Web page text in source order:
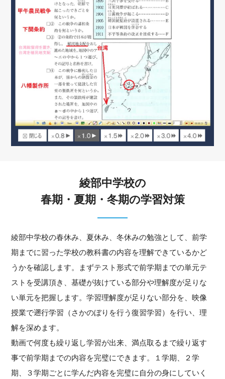
綾部中学校の
春期・夏期・冬期の学習対策
綾部中学校の春休み、夏休み、冬休みの勉強として、前学
期までに習った学校の教科書の内容を理解できているかど
うかを確認します。まずテスト形式で前学期までの単元テ
ストを受講頂き、基礎が抜けている部分や理解度が足りな
い単元を把握します。学習理解度が足りない部分を、映像
授業で遡行学習（さかのぼりを行う復習学習）を行い、理
解を深めます。
動画で何度も繰り返し学習が出来、満点取るまで繰り返す
事で前学期までの内容を完璧にできます。１学期、２学
期、３学期ごとに学んだ内容を完璧に自分の身にしていく